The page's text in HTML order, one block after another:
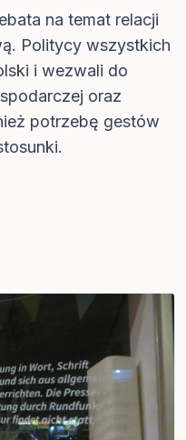
na temat relacji
Politycy wszystkich
i wezwali do
oraz
potrzebę gestów